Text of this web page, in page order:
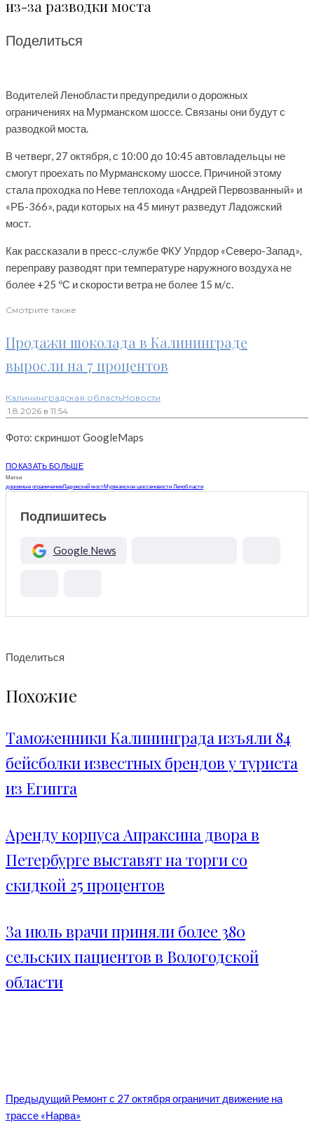
из-за разводки моста
Поделиться
Водителей Ленобласти предупредили о дорожных
ограничениях на Мурманском шоссе. Связаны они будут с
разводкой моста.
В четверг, 27 октября, с 10:00 до 10:45 автовладельцы не
смогут проехать по Мурманскому шоссе. Причиной этому
стала проходка по Неве теплохода «Андрей Первозванный» и
«РБ-366», ради которых на 45 минут разведут Ладожский
мост.
Как рассказали в пресс-службе ФКУ Упрдор «Северо-Запад»,
переправу разводят при температуре наружного воздуха не
более +25 ºС и скорости ветра не более 15 м/с.
Смотрите также
Продажи шоколада в Калининграде
выросли на 7 процентов
Калининградская областьНовости
·1.8.2026 в 11:54
Фото: скриншот GoogleMaps
ПОКАЗАТЬ БОЛЬШЕ
Метки
дорожные ограниченияЛадожский мостМурманское шоссеновости Ленобласти
Подпишитесь
Google News
Поделиться
Похожие
Таможенники Калининграда изъяли 84
бейсболки известных брендов у туриста
из Египта
Аренду корпуса Апраксина двора в
Петербурге выставят на торги со
скидкой 25 процентов
За июль врачи приняли более 380
сельских пациентов в Вологодской
области
Предыдущий Ремонт с 27 октября ограничит движение на
трассе «Нарва»